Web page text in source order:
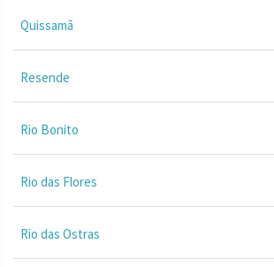
Quissamã
Resende
Rio Bonito
Rio das Flores
Rio das Ostras